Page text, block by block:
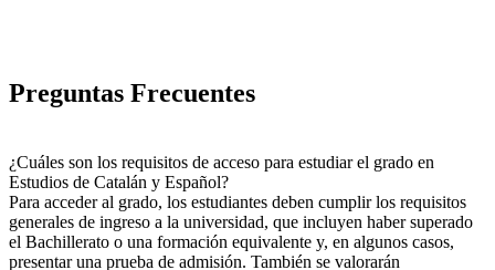
Preguntas Frecuentes
¿Cuáles son los requisitos de acceso para estudiar el grado en
Estudios de Catalán y Español?
Para acceder al grado, los estudiantes deben cumplir los requisitos
generales de ingreso a la universidad, que incluyen haber superado
el Bachillerato o una formación equivalente y, en algunos casos,
presentar una prueba de admisión. También se valorarán